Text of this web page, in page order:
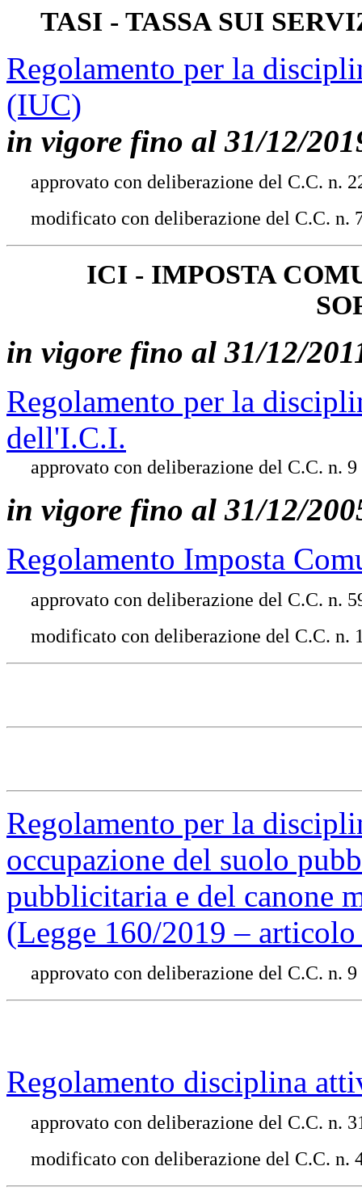
TASI - TASSA SUI
Regolamento per la
(IUC)
in vigore fino al 31/12/
approvato con deliberazione del C.C. n.
modificato con deliberazione del C.C. n.
ICI - IMPOSTA
in vigore fino al 31/12/
Regolamento per la
dell'I.C.I.
approvato con deliberazione del C.C. n.
in vigore fino al 31/12/
Regolamento Imposta
approvato con deliberazione del C.C. n.
modificato con deliberazione del C.C. n.
Regolamento per la
occupazione del suolo
pubblicitaria e del canone
(Legge 160/2019 –
approvato con deliberazione del C.C. n.
Regolamento disciplina
approvato con deliberazione del C.C. n.
modificato con deliberazione del C.C. n.